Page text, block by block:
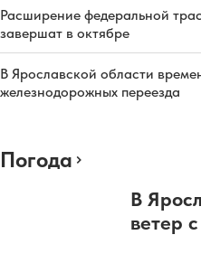
Расширение федеральной
завершат в октябре
В Ярославской области
железнодорожных переезда
Погода
В
ветер